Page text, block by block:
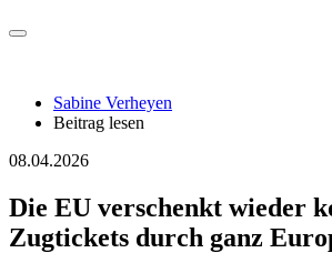
Sabine Verheyen
Beitrag lesen
08.04.2026
Die EU verschenkt wieder
Zugtickets durch ganz